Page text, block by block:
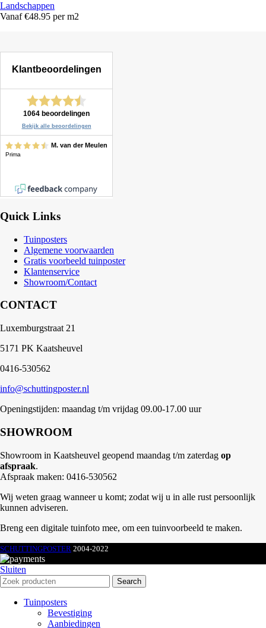
Landschappen
Vanaf €48.95 per m2
Quick Links
Tuinposters
Algemene voorwaarden
Gratis voorbeeld tuinposter
Klantenservice
Showroom/Contact
CONTACT
Luxemburgstraat 21
5171 PK Kaatsheuvel
0416-530562
info@schuttingposter.nl
Openingstijden: maandag t/m vrijdag 09.00-17.00 uur
SHOWROOM
Showroom in Kaatsheuvel geopend maandag t/m zaterdag op
afspraak.
Afspraak maken: 0416-530562
Wij weten graag wanneer u komt; zodat wij u in alle rust persoonlijk
kunnen adviseren.
Breng een digitale tuinfoto mee, om een tuinvoorbeeld te maken.
SCHUTTINGPOSTER 2004-2022
Sluiten
Search
Tuinposters
Bevestiging
Aanbiedingen